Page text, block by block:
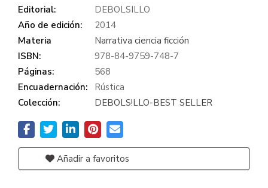
Editorial:
DEBOLSILLO
Año de edición:
2014
Materia
Narrativa ciencia ficción
ISBN:
978-84-9759-748-7
Páginas:
568
Encuadernación:
Rústica
Colección:
DEBOLS!LLO-BEST SELLER
Añadir a favoritos